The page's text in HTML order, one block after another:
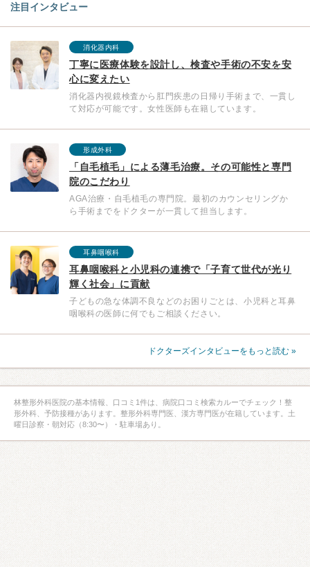
注目インタビュー
消化器内科
丁寧に医療体験を設計し、検査や手術の不安を安
心に変えたい
消化器内視鏡検査から肛門疾患の日帰り手術まで、一貫し
て対応が可能です。女性医師も在籍しています。
形成外科
「自毛植毛」による薄毛治療。その可能性と専門
院のこだわり
AGA治療・自毛植毛の専門院。最初のカウンセリングか
ら手術までをドクターが一貫して担当します。
耳鼻咽喉科
耳鼻咽喉科と小児科の連携で「子育て世代が光り
輝く社会」に貢献
子どもの急な体調不良などのお困りごとは、小児科と耳鼻
咽喉科の医師に何でもご相談ください。
ドクターズインタビューをもっと読む »
林整形外科医院の基本情報、口コミ1件は、病院口コミ検索カルーでチェック！整
形外科、予防接種があります。整形外科専門医、漢方専門医が在籍しています。土
曜日診察・朝対応（8:30〜）・駐車場あり。